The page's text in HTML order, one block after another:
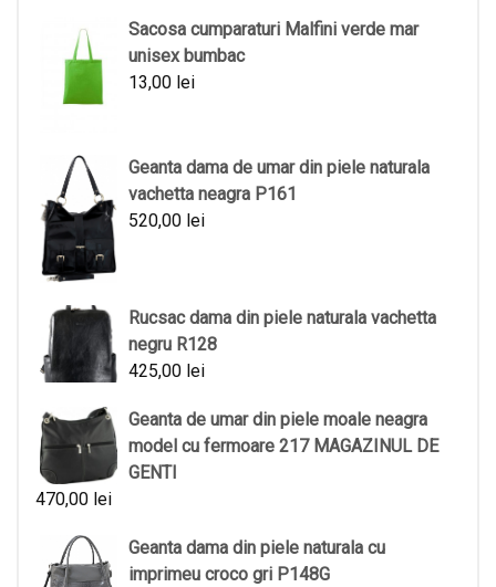
Sacosa cumparaturi Malfini verde mar
unisex bumbac
13,00 lei
Geanta dama de umar din piele naturala
vachetta neagra P161
520,00 lei
Rucsac dama din piele naturala vachetta
negru R128
425,00 lei
Geanta de umar din piele moale neagra
model cu fermoare 217 MAGAZINUL DE
GENTI
470,00 lei
Geanta dama din piele naturala cu
imprimeu croco gri P148G